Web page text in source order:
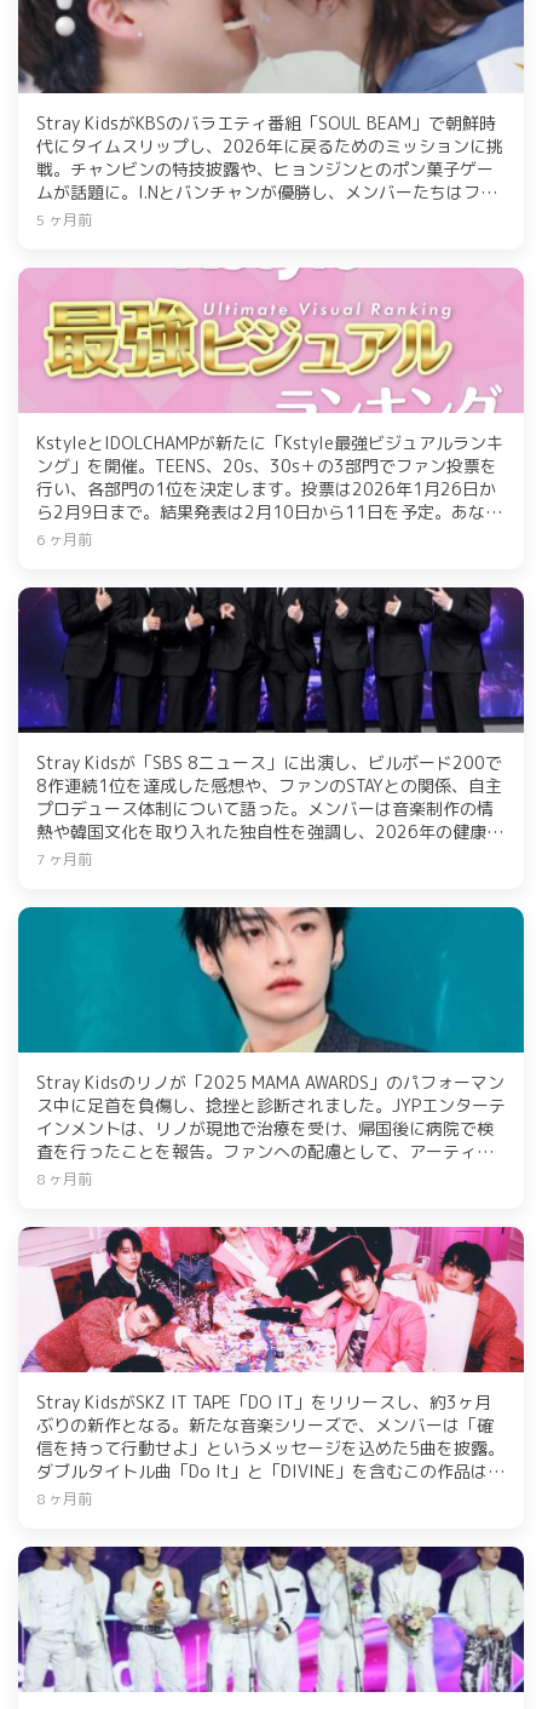
Stray KidsがKBSのバラエティ番組「SOUL BEAM」で朝鮮時
代にタイムスリップし、2026年に戻るためのミッションに挑
戦。チャンビンの特技披露や、ヒョンジンとのポン菓子ゲー
ムが話題に。I.Nとバンチャンが優勝し、メンバーたちはファ
ンへの愛をアピール。最終的に1988年に到着し、ユーモアを
5 ヶ月前
KstyleとIDOLCHAMPが新たに「Kstyle最強ビジュアルランキ
ング」を開催。TEENS、20s、30s＋の3部門でファン投票を
行い、各部門の1位を決定します。投票は2026年1月26日か
ら2月9日まで。結果発表は2月10日から11日を予定。あなた
の推しアイドルに投票して、最強ビジュアルを決めましょ
6 ヶ月前
Stray Kidsが「SBS 8ニュース」に出演し、ビルボード200で
8作連続1位を達成した感想や、ファンのSTAYとの関係、自主
プロデュース体制について語った。メンバーは音楽制作の情
熱や韓国文化を取り入れた独自性を強調し、2026年の健康を
願う抱負を述べた。特別パフォーマンスも披露し、ファンへ
7 ヶ月前
Stray Kidsのリノが「2025 MAMA AWARDS」のパフォーマン
ス中に足首を負傷し、捻挫と診断されました。JYPエンターテ
インメントは、リノが現地で治療を受け、帰国後に病院で検
査を行ったことを報告。ファンへの配慮として、アーティス
トの健康を最優先にし、リノの早期回復に努めると伝えてい
8 ヶ月前
Stray KidsがSKZ IT TAPE「DO IT」をリリースし、約3ヶ月
ぶりの新作となる。新たな音楽シリーズで、メンバーは「確
信を持って行動せよ」というメッセージを込めた5曲を披露。
ダブルタイトル曲「Do It」と「DIVINE」を含むこの作品は、
ファンへの感謝と新たな挑戦を表現している。
8 ヶ月前